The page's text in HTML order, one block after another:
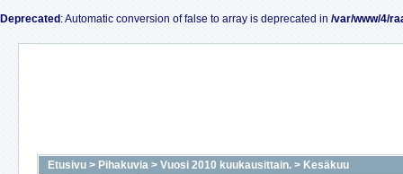
Deprecated : Automatic conversion of false to array is deprecated in /var/www/4/
Etusivu > Pihakuvia > Vuosi 2010 kuukausittain. > Kesäkuu